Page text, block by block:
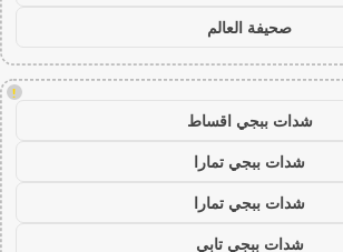
صحيفة العالم
!
شدات ببجي اقساط
شدات ببجي تمارا
شدات ببجي تمارا
شدات ببجي تابي